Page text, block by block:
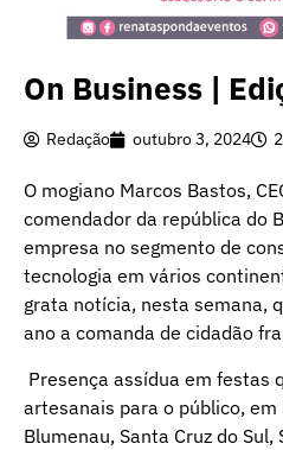
On Business |
Redação outubro 3, 2024
O mogiano Marcos Bastos,
comendador da república do
empresa no segmento de
tecnologia em vários
grata notícia, nesta semana,
ano a comanda de cidadão
Presença assídua em festas
artesanais para o público,
Blumenau, Santa Cruz do Sul,